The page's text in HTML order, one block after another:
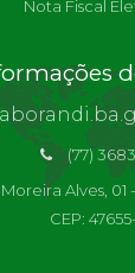
Nota Fiscal
Responsável: Ronaldo Da Paz Dourado
(77)
Alves,
CEP: